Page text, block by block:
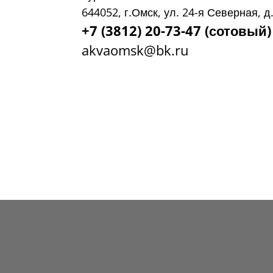
644052, г.Омск, ул. 24-я Северная,
+7 (3812) 20-73-47 (сотовый)
akvaomsk@bk.ru